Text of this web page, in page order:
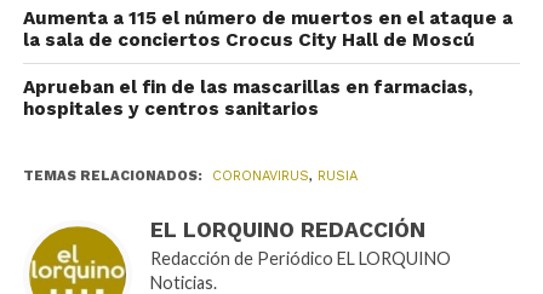
Aumenta a 115 el número de muertos en el ataque a
la sala de conciertos Crocus City Hall de Moscú
Aprueban el fin de las mascarillas en farmacias,
hospitales y centros sanitarios
TEMAS RELACIONADOS: CORONAVIRUS, RUSIA
EL LORQUINO REDACCIÓN
Redacción de Periódico EL LORQUINO
Noticias.